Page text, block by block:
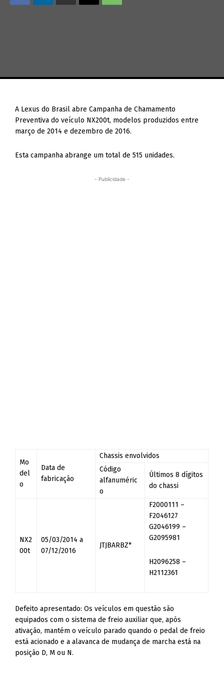
A Lexus do Brasil abre Campanha de Chamamento
Preventiva do veículo NX200t, modelos produzidos entre
março de 2014 e dezembro de 2016.
Esta campanha abrange um total de 515 unidades.
- Publicidade -
Mo
del
o
Data de
fabricação
Chassis envolvidos
Código
alfanuméric
o
Últimos 8 dígitos
do chassi
NX2
00t
05/03/2014 a
07/12/2016
JTJBARBZ*
F2000111 –
F2046127
G2046199 –
G2095981
H2096258 –
H2112361
Defeito apresentado: Os veículos em questão são
equipados com o sistema de freio auxiliar que, após
ativação, mantém o veículo parado quando o pedal de freio
está acionado e a alavanca de mudança de marcha está na
posição D, M ou N.